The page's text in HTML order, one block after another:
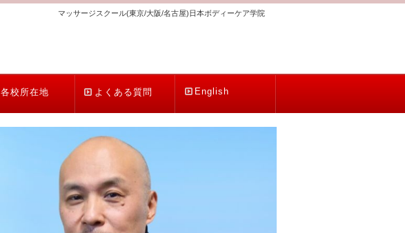
マッサージスクール(東京/大阪/名古屋)日本ボディーケア学院
各校所在地 よくある質問 English